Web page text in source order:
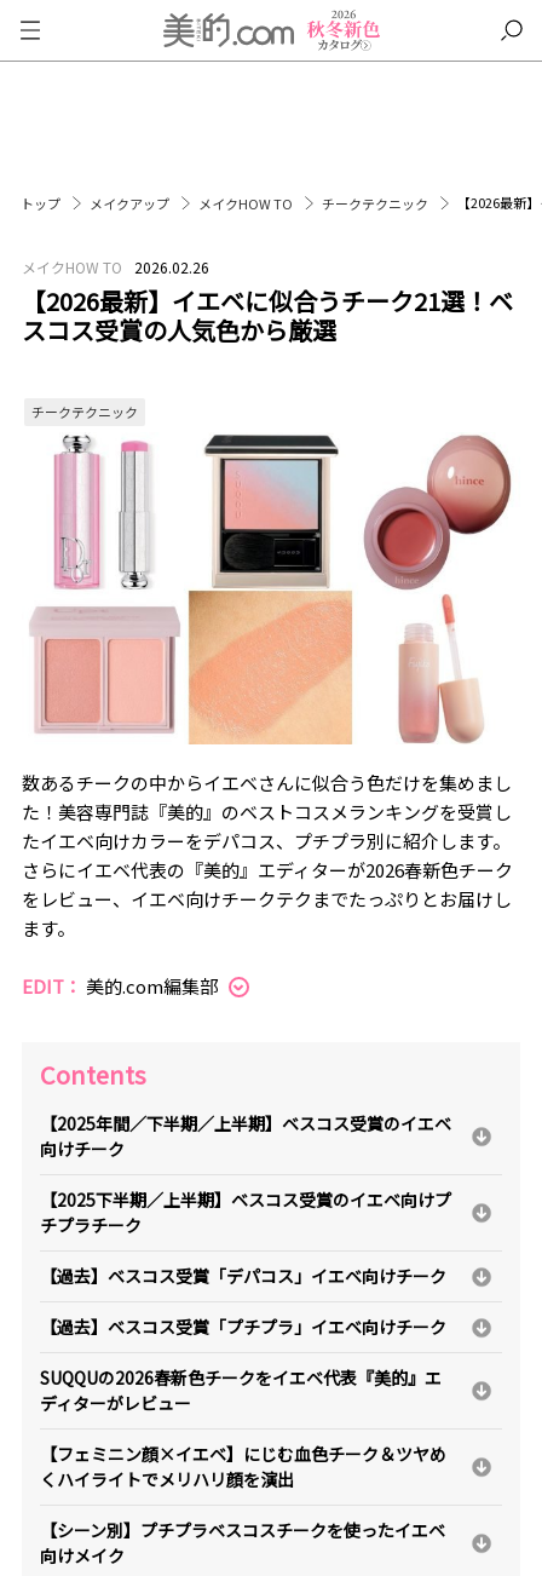
トップ メイクアップ メイクHOW TO チークテクニック 【2026最新
メイクHOW TO 2026.02.26
【2026最新】イエベに似合うチーク21選！ベ
スコス受賞の人気色から厳選
チークテクニック
数あるチークの中からイエベさんに似合う色だけを集めまし
た！美容専門誌『美的』のベストコスメランキングを受賞し
たイエベ向けカラーをデパコス、プチプラ別に紹介します。
さらにイエベ代表の『美的』エディターが2026春新色チーク
をレビュー、イエベ向けチークテクまでたっぷりとお届けし
ます。
EDIT： 美的.com編集部
Contents
【2025年間／下半期／上半期】ベスコス受賞のイエベ
向けチーク
【2025下半期／上半期】ベスコス受賞のイエベ向けプ
チプラチーク
【過去】ベスコス受賞「デパコス」イエベ向けチーク
【過去】ベスコス受賞「プチプラ」イエベ向けチーク
SUQQUの2026春新色チークをイエベ代表『美的』エ
ディターがレビュー
【フェミニン顔×イエベ】にじむ血色チーク＆ツヤめ
くハイライトでメリハリ顔を演出
【シーン別】プチプラベスコスチークを使ったイエベ
向けメイク